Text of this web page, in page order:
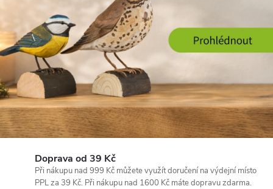
o
z
n
á
v
Doprava od 39 Kč
Při nákupu nad 999 Kč můžete využít doručení na výdejní místo
PPL za 39 Kč. Při nákupu nad 1600 Kč máte dopravu zdarma.